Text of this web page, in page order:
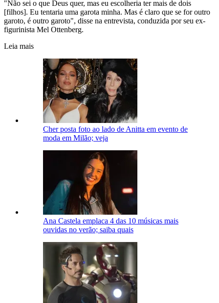
"Não sei o que Deus quer, mas eu escolheria ter mais de dois
[filhos]. Eu tentaria uma garota minha. Mas é claro que se for outro
garoto, é outro garoto", disse na entrevista, conduzida por seu ex-
figurinista Mel Ottenberg.
Leia mais
Cher posta foto ao lado de Anitta em evento de
moda em Milão; veja
Ana Castela emplaca 4 das 10 músicas mais
ouvidas no verão; saiba quais